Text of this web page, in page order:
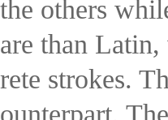
the others
are than
rete strokes.
ounterpart.